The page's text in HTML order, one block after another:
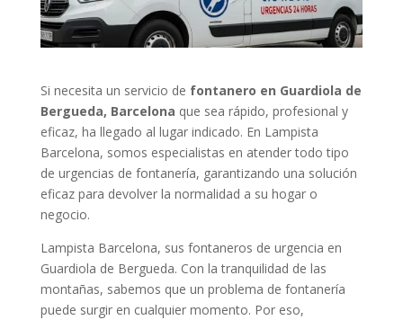
Si necesita un servicio de fontanero en Guardiola de
Bergueda, Barcelona que sea rápido, profesional y
eficaz, ha llegado al lugar indicado. En Lampista
Barcelona, somos especialistas en atender todo tipo
de urgencias de fontanería, garantizando una solución
eficaz para devolver la normalidad a su hogar o
negocio.
Lampista Barcelona, sus fontaneros de urgencia en
Guardiola de Bergueda. Con la tranquilidad de las
montañas, sabemos que un problema de fontanería
puede surgir en cualquier momento. Por eso,